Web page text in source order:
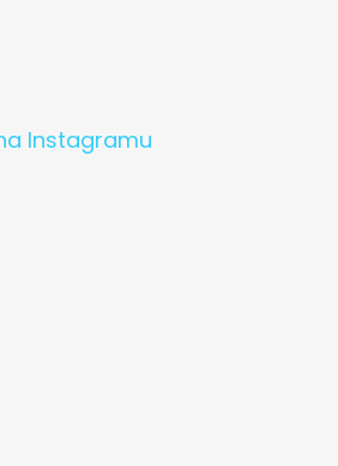
Instagramu